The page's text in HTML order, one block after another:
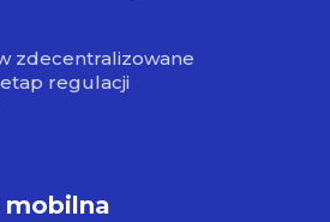
zdecentralizowane
etap regulacji